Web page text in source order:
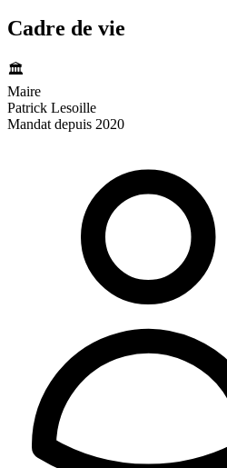
Cadre de vie
🏛️
Maire
Patrick Lesoille
Mandat depuis 2020